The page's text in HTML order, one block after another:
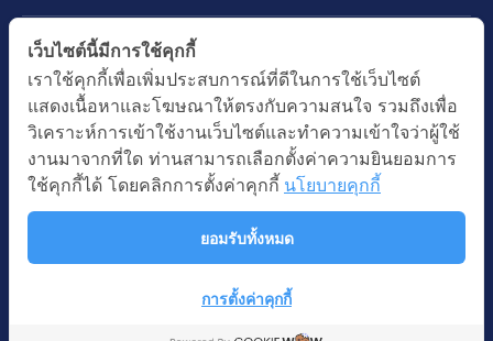
คอนโดมิเนียม
อาคารพาณิชย์ ตึกแถว
ที่ดินเปล่า
อพาร์ทเม้นท์ หอพัก
ออฟฟิต สำนักงาน
โรงงาน โกดัง
โรงแรม รีสอร์ท
บางนา รามคำแหง 2
ปทุมธานี รังสิต ลำลูกกา
นนทบุรี บางใหญ่ บางบัวทอง
พระราม 9
อ่อนนุช ปุณณวิถี
รัชดาภิเษก ห้วยขวาง
ห้าแยกลาดพร้าว
ทำเล BTS ยอดนิยม
BTS ทองหล่อ
BTS เอกมัย
BTS พร้อมพงษ์
BTS อ่อนนุช
ทำเล MRT ยอดนิยม
MRT เพชรบุรี
MRT พระราม 9
คำค้นยอดนิยม
บ้านมือสอง
ซื้อบ้าน ขายบ้าน
สงวนลิขสิทธิ โดยบริษัท บางกอก แอสเซท อินเตอร์กรุ๊ป จำกัด (มหาชน).
เว็บไซต์นี้มีการใช้คุกกี้
เราใช้คุกกี้เพื่อเพิ่มประสบการณ์ที่ดีในการใช้เว็บไซต์
แสดงเนื้อหาและโฆษณาให้ตรงกับความสนใจ รวมถึงเพื่อ
วิเคราะห์การเข้าใช้งานเว็บไซต์และทำความเข้าใจว่าผู้ใช้
งานมาจากที่ใด ท่านสามารถเลือกตั้งค่าความยินยอมการ
ใช้คุกกี้ได้ โดยคลิกการตั้งค่าคุกกี้ นโยบายคุกกี้
ยอมรับทั้งหมด
การตั้งค่าคุกกี้